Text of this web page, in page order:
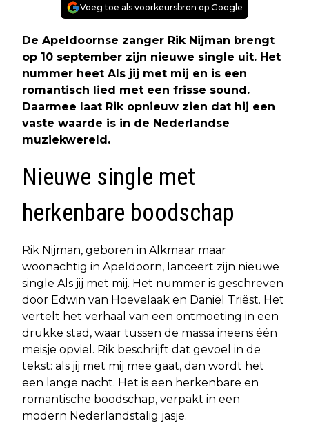
Voeg toe als voorkeursbron op Google
De Apeldoornse zanger Rik Nijman brengt
op 10 september zijn nieuwe single uit. Het
nummer heet Als jij met mij en is een
romantisch lied met een frisse sound.
Daarmee laat Rik opnieuw zien dat hij een
vaste waarde is in de Nederlandse
muziekwereld.
Nieuwe single met
herkenbare boodschap
Rik Nijman, geboren in Alkmaar maar
woonachtig in Apeldoorn, lanceert zijn nieuwe
single Als jij met mij. Het nummer is geschreven
door Edwin van Hoevelaak en Daniël Triëst. Het
vertelt het verhaal van een ontmoeting in een
drukke stad, waar tussen de massa ineens één
meisje opviel. Rik beschrijft dat gevoel in de
tekst: als jij met mij mee gaat, dan wordt het
een lange nacht. Het is een herkenbare en
romantische boodschap, verpakt in een
modern Nederlandstalig jasje.